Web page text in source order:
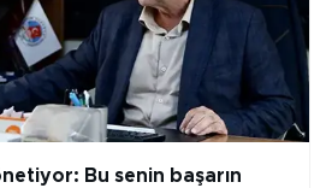
Bu senin başarın